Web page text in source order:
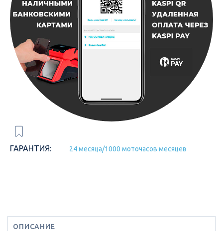
ГАРАНТИЯ: 24 месяца/1000 моточасов месяцев
ОПИСАНИЕ